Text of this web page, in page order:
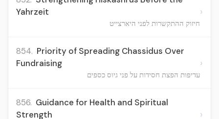
Yahrzeit
חיזוק ההתקשרות לפני היארצייט
›
854. Priority of Spreading Chassidus Over
Fundraising
עדיפות הפצת חסידות על פני גיוס כספים
›
856. Guidance for Health and Spiritual
Strength
›